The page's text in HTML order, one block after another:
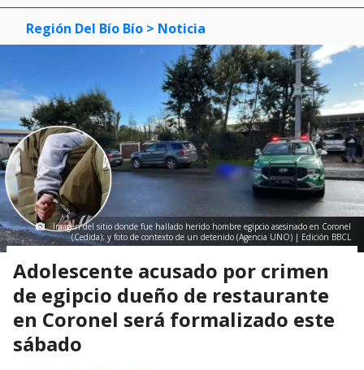
Región Del Bío Bío > Noticia
Imagen del sitio donde fue hallado herido hombre egipcio asesinado en Coronel
(Cedida); y foto de contexto de un detenido (Agencia UNO) | Edición BBCL
Adolescente acusado por crimen
de egipcio dueño de restaurante
en Coronel será formalizado este
sábado